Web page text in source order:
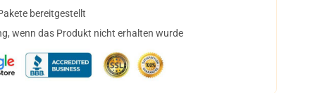
bereitgestellt
wenn das Produkt nicht erhalten wurde